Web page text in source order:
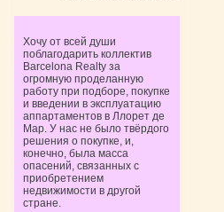
Хочу от всей души
поблагодарить коллектив
Barcelona Realty за
огромную проделанную
работу при подборе, покупке
и введении в эксплуатацию
аппартаментов в Ллорет де
Мар. У нас не было твёрдого
решения о покупке, и,
конечно, была масса
опасений, связанных с
приобретением
недвижимости в другой
стране.